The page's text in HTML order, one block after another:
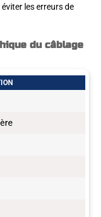
les erreurs de
du câblage